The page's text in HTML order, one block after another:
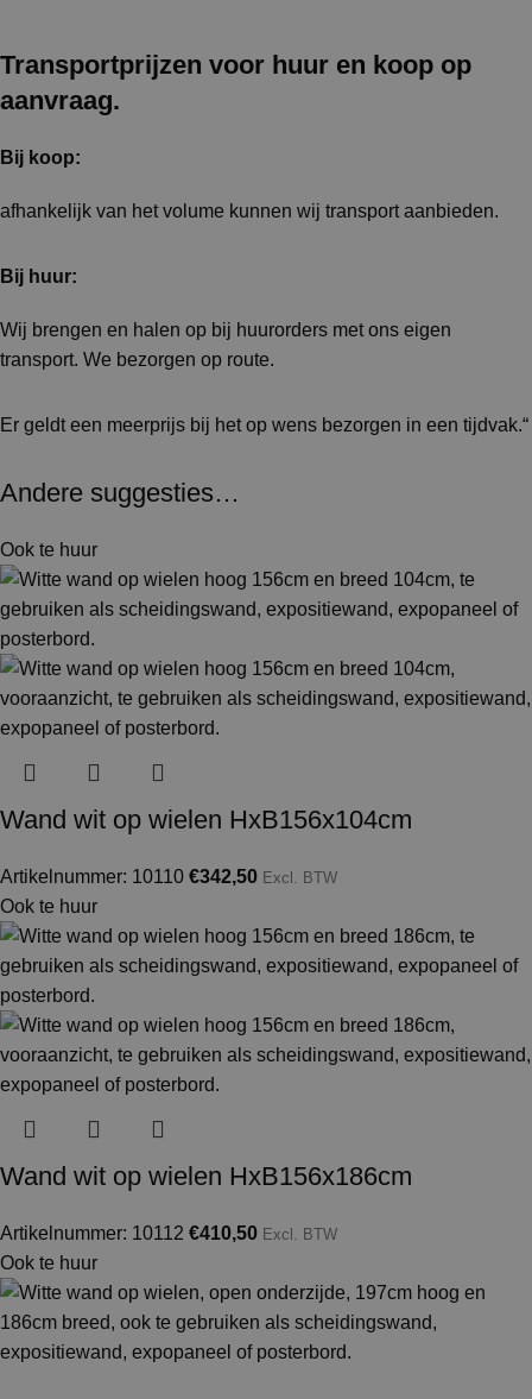
Transportprijzen voor huur en koop op
aanvraag.
Bij koop:
afhankelijk van het volume kunnen wij transport aanbieden.
Bij huur:
Wij brengen en halen op bij huurorders met ons eigen
transport. We bezorgen op route.
Er geldt een meerprijs bij het op wens bezorgen in een tijdvak.“
Andere suggesties…
Ook te huur
Wand wit op wielen HxB156x104cm
Artikelnummer: 10110 €342,50 Excl. BTW
Ook te huur
Wand wit op wielen HxB156x186cm
Artikelnummer: 10112 €410,50 Excl. BTW
Ook te huur